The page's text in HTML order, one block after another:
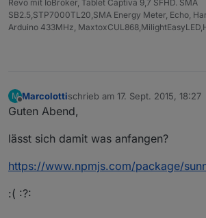
    --header
"Content-Type:
    --cookie-jar
$COOKIE_PATH
    -d
"user=$USER" -d "pass=
$url
## debug ##
#exit 0
Revo mit IoBroker, Tablet Captiva 9,7 SFHD. SMA
SB2.5,STP7000TL20,SMA Energy Meter, Echo,
Arduino 433MHz,
M
Offline
Marcolottischrieb am 17. Sept. 2015, 18:27
zuletzt editiert von
Guten Abend,
lässt sich damit was anfangen?
https://www.npmjs.com/package/
:( :?: